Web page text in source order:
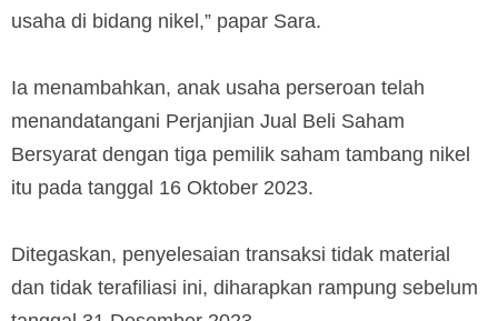
usaha di bidang nikel,” papar Sara.
Ia menambahkan, anak usaha perseroan telah
menandatangani Perjanjian Jual Beli Saham
Bersyarat dengan tiga pemilik saham tambang nikel
itu pada tanggal 16 Oktober 2023.
Ditegaskan, penyelesaian transaksi tidak material
dan tidak terafiliasi ini, diharapkan rampung sebelum